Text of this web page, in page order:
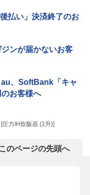
圧力IH炊飯器 (1升)]
払い」決済終了のお
ジンが届かないお客
、SoftBank「キャ
お客様へ
のページの先頭へ